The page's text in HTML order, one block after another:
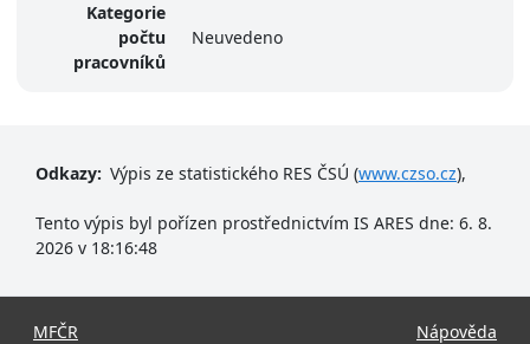
Kategorie
počtu
pracovníků
Neuvedeno
Odkazy: Výpis ze statistického RES ČSÚ (www.czso.cz),
Tento výpis byl pořízen prostřednictvím IS ARES dne: 6. 8.
2026 v 18:16:48
MFČR Nápověda